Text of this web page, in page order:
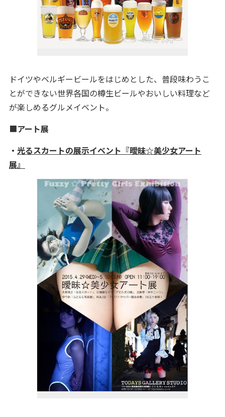
ドイツやベルギービールをはじめとした、普段味わうこ
とができない世界各国の樽生ビールやおいしい料理など
が楽しめるグルメイベント。
■アート展
・ 光るスカートの展示イベント『曖昧☆美少女アート
展』